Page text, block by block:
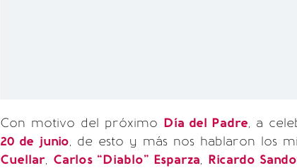
Con motivo del próximo Día del Padre, a
20 de junio, de esto y más nos hablaron los
Cuellar, Carlos “Diablo” Esparza, Ricardo